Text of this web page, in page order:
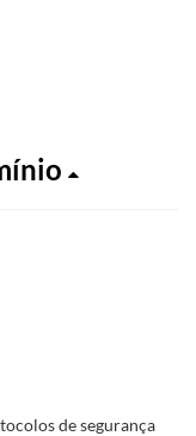
de segurança